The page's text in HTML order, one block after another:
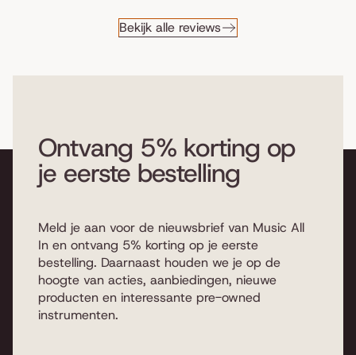
Bekijk alle reviews
Ontvang 5% korting op
je eerste bestelling
Meld je aan voor de nieuwsbrief van Music All
In en ontvang 5% korting op je eerste
bestelling. Daarnaast houden we je op de
hoogte van acties, aanbiedingen, nieuwe
producten en interessante pre-owned
instrumenten.